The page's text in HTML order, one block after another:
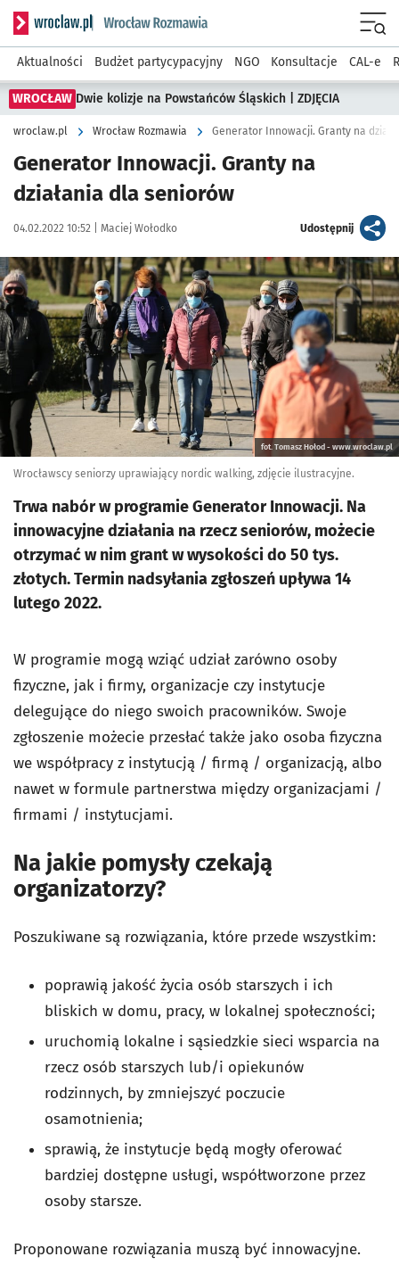
Serwis informacyjny wroclaw.pl podserwis: Rozmawia
Aktualności Budżet partycypacyjny NGO Konsultacje CAL-e
WROCŁAW Dwie kolizje na Powstańców Śląskich | ZDJĘCIA
wroclaw.pl Wrocław Rozmawia Generator Innowacji. Granty na
Generator Innowacji. Granty na
działania dla seniorów
Data publikacji:
04.02.2022 10:52 | Autor:
Maciej Wołodko Udostępnijartykuł
Kliknij, aby powiększyć
fot. Tomasz Hołod - www.wroclaw.pl
Wrocławscy seniorzy uprawiający nordic walking, zdjęcie ilustracyjne.
Trwa nabór w programie Generator Innowacji. Na
innowacyjne działania na rzecz seniorów, możecie
otrzymać w nim grant w wysokości do 50 tys.
złotych. Termin nadsyłania zgłoszeń upływa 14
lutego 2022.
W programie mogą wziąć udział zarówno osoby
fizyczne, jak i firmy, organizacje czy instytucje
delegujące do niego swoich pracowników. Swoje
zgłoszenie możecie przesłać także jako osoba fizyczna
we współpracy z instytucją / firmą / organizacją, albo
nawet w formule partnerstwa między organizacjami /
firmami / instytucjami.
Na jakie pomysły czekają
organizatorzy?
Poszukiwane są rozwiązania, które przede wszystkim:
poprawią jakość życia osób starszych i ich
bliskich w domu, pracy, w lokalnej społeczności;
uruchomią lokalne i sąsiedzkie sieci wsparcia na
rzecz osób starszych lub/i opiekunów
rodzinnych, by zmniejszyć poczucie
osamotnienia;
sprawią, że instytucje będą mogły oferować
bardziej dostępne usługi, współtworzone przez
osoby starsze.
Proponowane rozwiązania muszą być innowacyjne.